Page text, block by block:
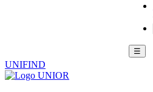
☰
UNIFIND